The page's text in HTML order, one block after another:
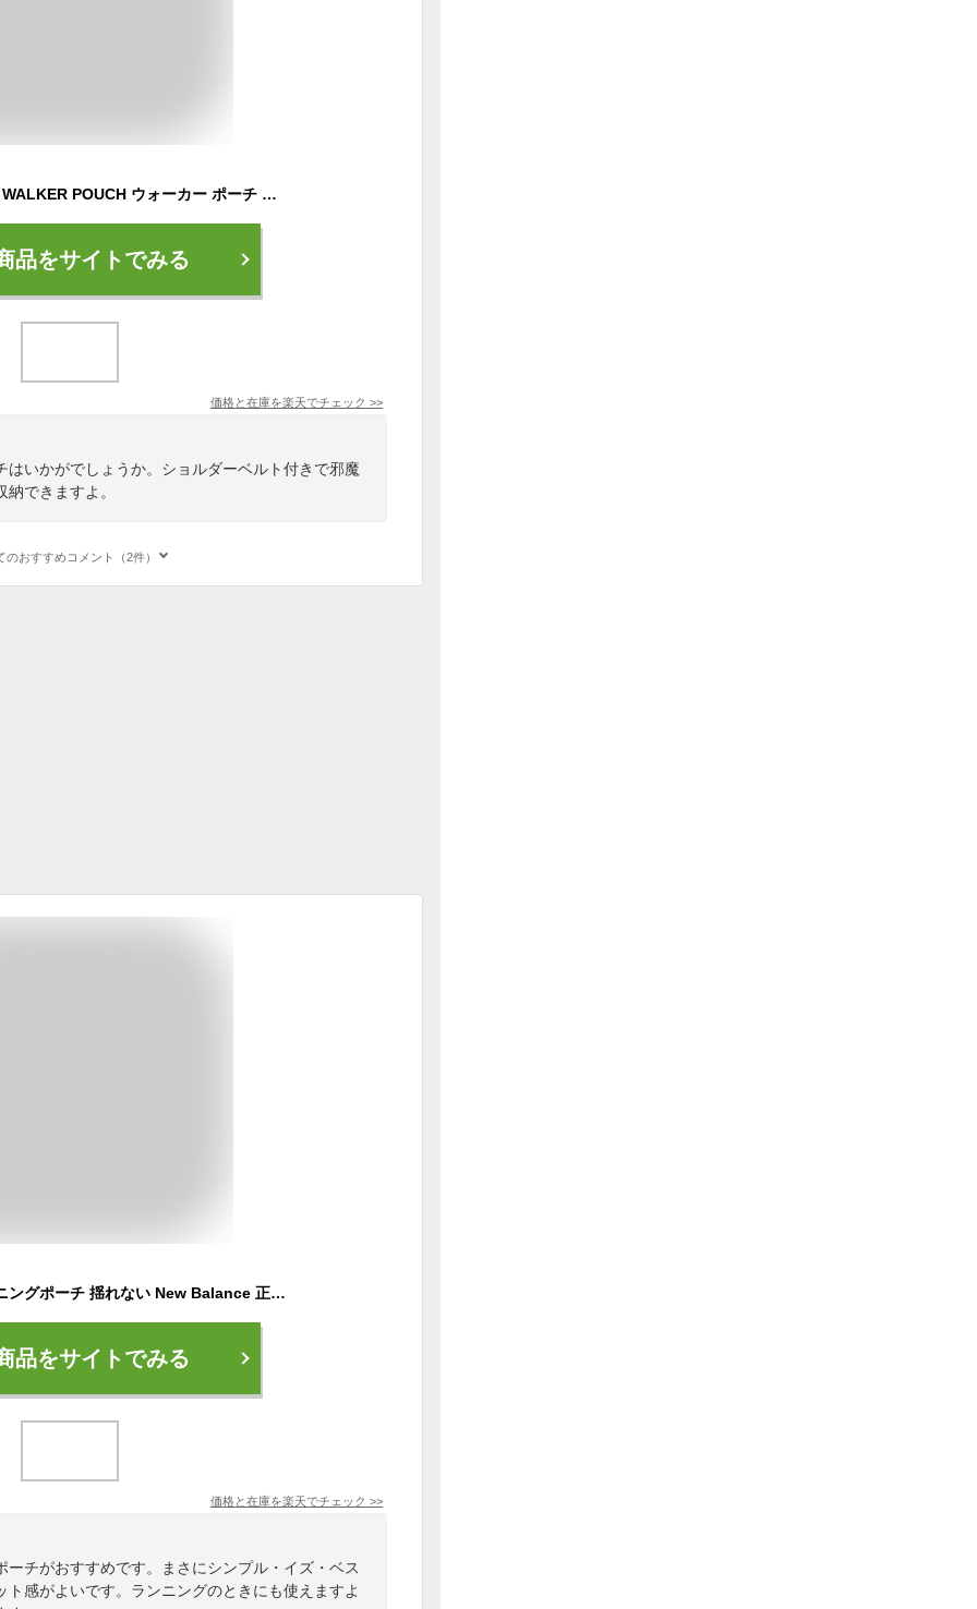
Coleman コールマン WALKER POUCH ウォーカー ポーチ 正規品 ウォーキングポーチ ウエストポーチ ボディバッグ ワンショルダー ヒップバッグ ショルダーベルト付き ショルダーバッグ ポーチ 3way 旅行 貴重品 サブバッグ コンパクト 丈夫 2L
品をサイトでみる
価格と在庫を楽天でチェック >>
はいかがでしょうか。ショルダーベルト付きで邪魔
できますよ。
のおすすめコメント（2件）
ニューバランス ランニングポーチ 揺れない New Balance 正規品 ランニングバッグ ジョギングポーチ メンズ レディース スマホ iPhone ウエストポーチ ランニング ケース バッグ スポーツ ブランド 2way 斜め掛け
品をサイトでみる
価格と在庫を楽天でチェック >>
チがおすすめです。まさにシンプル・イズ・ベス
感がよいです。ランニングのときにも使えますよ